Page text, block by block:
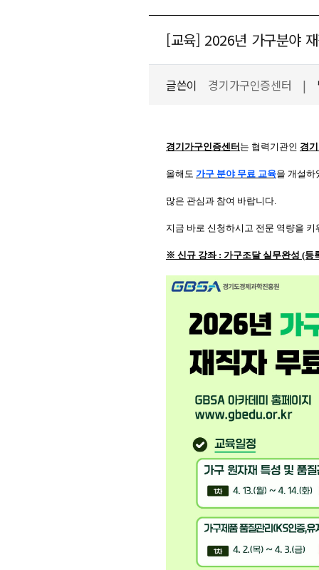
[교육] 2026년 가구분야
글쓴이 경기가구인증센터 |
경기가구인증센터 는 협력기관인 경
올해도 가구 분야 무료 교육을 개설하
많은 관심과 참여 바랍니다.
지금 바로 신청하시고 전문 역량을 키
※ 신규 강좌 : 가구조달 실무완성 (등